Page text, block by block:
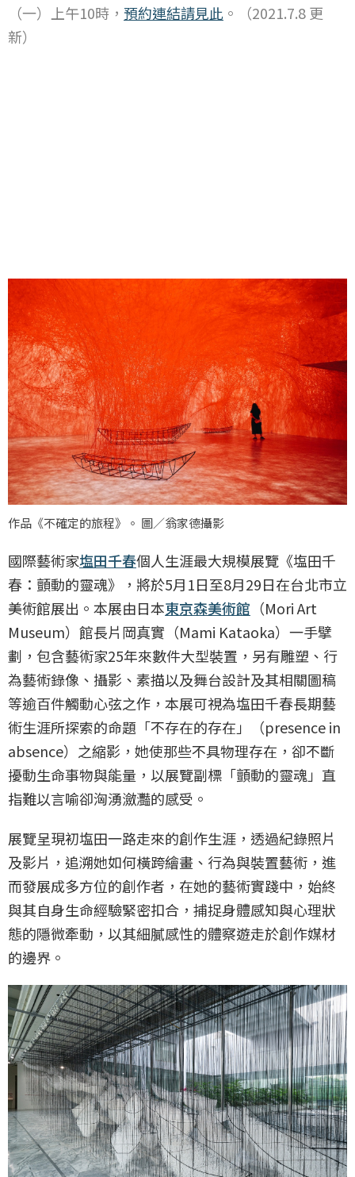
（一）上午10時， 預約連結請見此 。（2021.7.8 更
新）
作品《不確定的旅程》。 圖／翁家德攝影
國際藝術家塩田千春個人生涯最大規模展覽《塩田千
春：顫動的靈魂》，將於5月1日至8月29日在台北市立
美術館展出。本展由日本東京森美術館 （Mori Art
Museum）館長片岡真實（Mami Kataoka）一手擘
劃，包含藝術家25年來數件大型裝置，另有雕塑、行
為藝術錄像、攝影、素描以及舞台設計及其相關圖稿
等逾百件觸動心弦之作，本展可視為塩田千春長期藝
術生涯所探索的命題「不存在的存在」（presence in
absence）之縮影，她使那些不具物理存在，卻不斷
擾動生命事物與能量，以展覽副標「顫動的靈魂」直
指難以言喻卻洶湧瀲灩的感受。
展覽呈現初塩田一路走來的創作生涯，透過紀錄照片
及影片，追溯她如何橫跨繪畫、行為與裝置藝術，進
而發展成多方位的創作者，在她的藝術實踐中，始終
與其自身生命經驗緊密扣合，捕捉身體感知與心理狀
態的隱微牽動，以其細膩感性的體察遊走於創作媒材
的邊界。